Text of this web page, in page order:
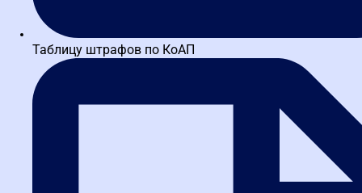
Таблицу штрафов по КоАП